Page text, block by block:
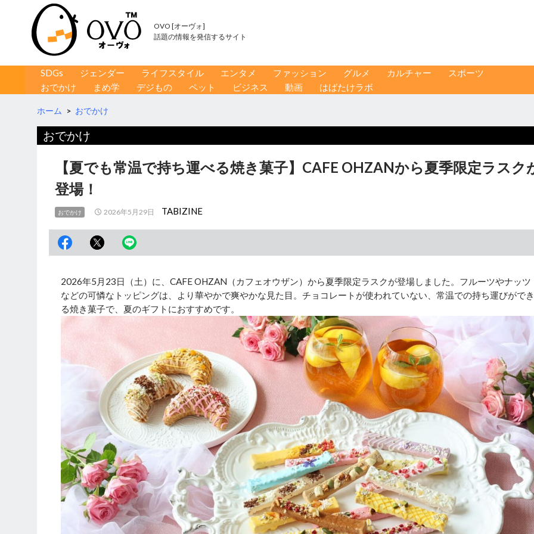
OVO [オーヴォ]
話題の情報を発信するサイト
コンテンツへ移動
SDGs ジェンダー ライフスタイル エンタメ ファッション グルメ カルチャー
スポーツ
おでかけ
まめ学 デジもの ペット ビジネス 動画 はばたけラボ
ホーム > おでかけ
おでかけ
【夏でも常温で持ち運べる焼き菓子】CAFE OHZANから夏季限定ラスク
登場！
おでかけ 2026年5月29日 TABIZINE
2026年5月23日（土）に、CAFE OHZAN（カフェオウザン）から夏季限定ラスクが登場しました。フルーツやナッツ
などの可憐なトッピングは、より華やかで爽やかな見た目。チョコレートが使われていない、常温での持ち運びができ
る焼き菓子で、夏のギフトにおすすめです。